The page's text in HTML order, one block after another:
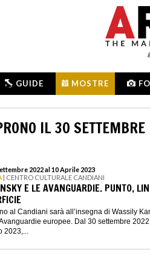
GUIDE MOSTRE
IL 30 SETTEMBRE
2022 al 10 Aprile 2023
| CENTRO CULTURALE CANDIANI
E LE AVANGUARDIE. PUNTO,
al Candiani sarà all’insegna di Wassily
europee. Dal 30 settembre